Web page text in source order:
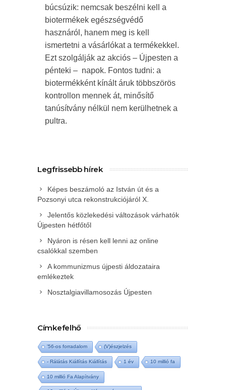
búcsúzik: nemcsak beszélni kell a
biotermékek egészségvédő
hasznáról, hanem meg is kell
ismertetni a vásárlókat a termékekkel.
Ezt szolgálják az akciós – Újpesten a
pénteki – napok. Fontos tudni: a
biotermékként kínált áruk többszörös
kontrollon mennek át, minősítő
tanúsítvány nélkül nem kerülhetnek a
pultra.
Legfrissebb hírek
Képes beszámoló az István út és a
Pozsonyi utca rekonstrukciójáról X.
Jelentős közlekedési változások várhatók
Újpesten hétfőtől
Nyáron is résen kell lenni az online
csalókkal szemben
A kommunizmus újpesti áldozataira
emlékeztek
Nosztalgiavillamosozás Újpesten
Címkefelhő
'56-os forradalom (V)észjelzés
- Rálátás Kiállítás Kiállítás 1 év 10 millió fa
10 millió Fa Alapítvány